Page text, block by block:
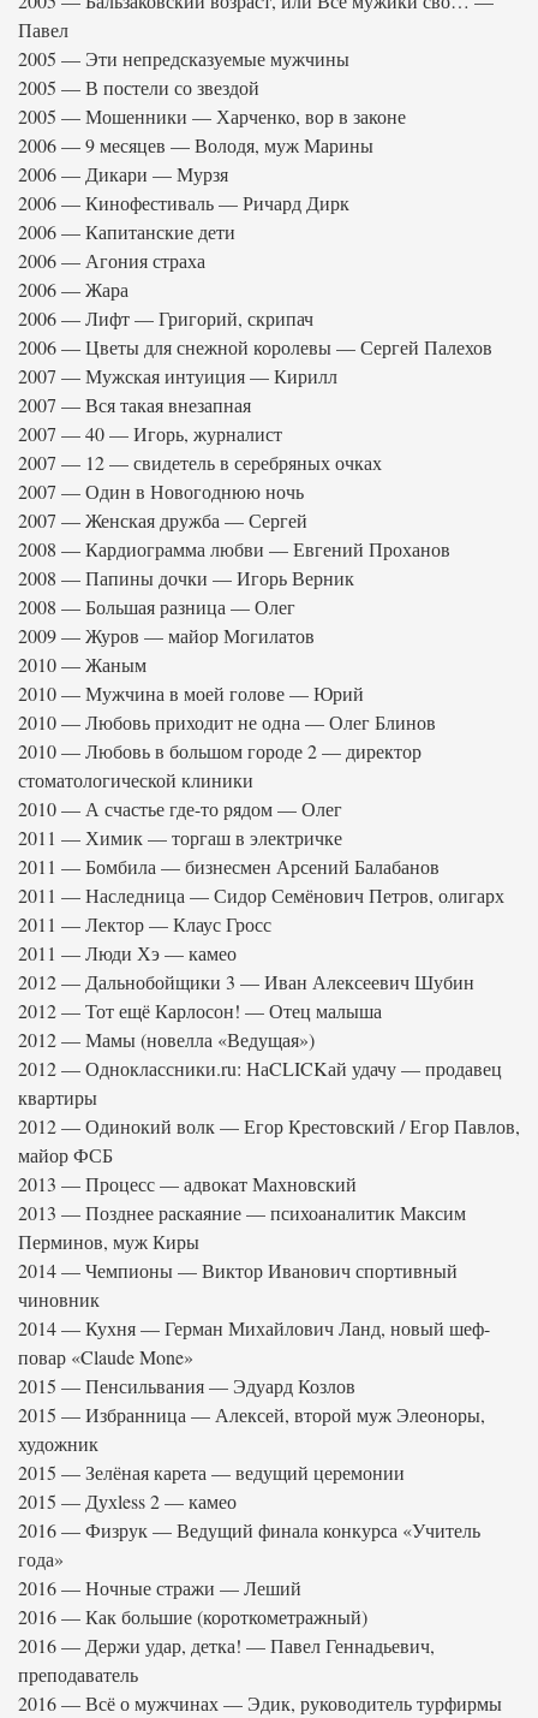
Павел
2005 — Эти непредсказуемые мужчины
2005 — В постели со звездой
2005 — Мошенники — Харченко, вор в законе
2006 — 9 месяцев — Володя, муж Марины
2006 — Дикари — Мурзя
2006 — Кинофестиваль — Ричард Дирк
2006 — Капитанские дети
2006 — Агония страха
2006 — Жара
2006 — Лифт — Григорий, скрипач
2006 — Цветы для снежной королевы — Сергей Палехов
2007 — Мужская интуиция — Кирилл
2007 — Вся такая внезапная
2007 — 40 — Игорь, журналист
2007 — 12 — свидетель в серебряных очках
2007 — Один в Новогоднюю ночь
2007 — Женская дружба — Сергей
2008 — Кардиограмма любви — Евгений Проханов
2008 — Папины дочки — Игорь Верник
2008 — Большая разница — Олег
2009 — Журов — майор Могилатов
2010 — Жаным
2010 — Мужчина в моей голове — Юрий
2010 — Любовь приходит не одна — Олег Блинов
2010 — Любовь в большом городе 2 — директор
стоматологической клиники
2010 — А счастье где-то рядом — Олег
2011 — Химик — торгаш в электричке
2011 — Бомбила — бизнесмен Арсений Балабанов
2011 — Наследница — Сидор Семёнович Петров, олигарх
2011 — Лектор — Клаус Гросс
2011 — Люди Хэ — камео
2012 — Дальнобойщики 3 — Иван Алексеевич Шубин
2012 — Тот ещё Карлосон! — Отец малыша
2012 — Мамы (новелла «Ведущая»)
2012 — Одноклассники.ru: НаCLICKай удачу — продавец
квартиры
2012 — Одинокий волк — Егор Крестовский / Егор Павлов,
майор ФСБ
2013 — Процесс — адвокат Махновский
2013 — Позднее раскаяние — психоаналитик Максим
Перминов, муж Киры
2014 — Чемпионы — Виктор Иванович спортивный
чиновник
2014 — Кухня — Герман Михайлович Ланд, новый шеф-
повар «Claude Mone»
2015 — Пенсильвания — Эдуард Козлов
2015 — Избранница — Алексей, второй муж Элеоноры,
художник
2015 — Зелёная карета — ведущий церемонии
2015 — Духless 2 — камео
2016 — Физрук — Ведущий финала конкурса «Учитель
года»
2016 — Ночные стражи — Леший
2016 — Как большие (короткометражный)
2016 — Держи удар, детка! — Павел Геннадьевич,
преподаватель
2016 — Всё о мужчинах — Эдик, руководитель турфирмы